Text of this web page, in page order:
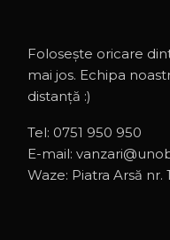
Folosește oricare
mai jos. Echipa
distanță :)
Tel: 0751 950 950
E-mail:
Waze: Piatra Arsă